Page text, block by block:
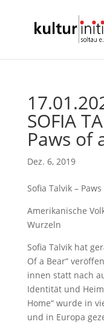
SOFIA
Paws of
Dez. 6, 2019
Sofia Talvik –
Amerikanische
Wurzeln
Sofia Talvik hat
Of a Bear“
innen statt nach
Identität und
Home“ wurde in
und in Europa